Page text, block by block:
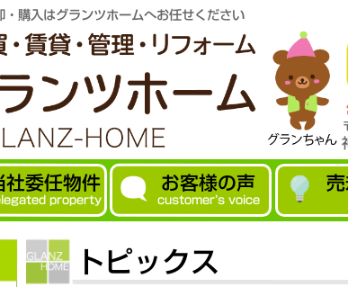
購入はグランツホームへお任せください
社委任物件
property
お客様の声
customer’s voice
トピックス